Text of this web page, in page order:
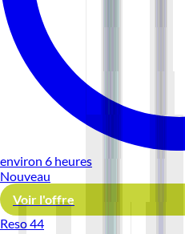
environ 6 heures
Nouveau
Voir l'offre
Reso 44